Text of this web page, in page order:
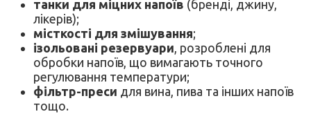
танки для міцних напоїв (бренді, джину,
лікерів);
місткості для змішування;
ізольовані резервуари, розроблені для
обробки напоїв, що вимагають точного
регулювання температури;
фільтр-преси для вина, пива та інших напоїв
тощо.